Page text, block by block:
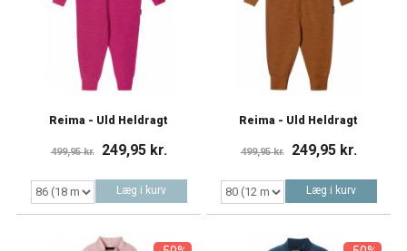
Reima - Uld Heldragt
499,95 kr. 249,95 kr.
Læg i kurv
Reima - Uld Heldragt
499,95 kr. 249,95 kr.
Læg i kurv